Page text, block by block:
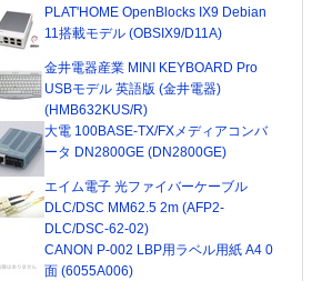
PLAT'HOME OpenBlocks IX9 Debian
11搭載モデル (OBSIX9/D11A)
金井電器産業 MINI KEYBOARD Pro
USBモデル 英語版 (金井電器)
(HMB632KUS/R)
大電 100BASE-TX/FXメディアコンバ
ータ DN2800GE (DN2800GE)
エイム電子 光ファイバーケーブル
DLC/DSC MM62.5 2m (AFP2-
DLC/DSC-62-02)
CANON P-002 LBP用ラベル用紙 A4 0
面 (6055A006)